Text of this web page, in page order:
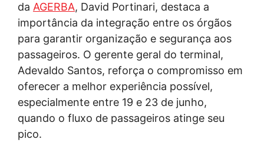
da AGERBA, David Portinari, destaca a
importância da integração entre os órgãos
para garantir organização e segurança aos
passageiros. O gerente geral do terminal,
Adevaldo Santos, reforça o compromisso em
oferecer a melhor experiência possível,
especialmente entre 19 e 23 de junho,
quando o fluxo de passageiros atinge seu
pico.